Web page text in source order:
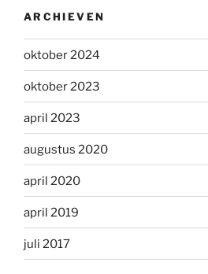
ARCHIEVEN
oktober 2024
oktober 2023
april 2023
augustus 2020
april 2020
april 2019
juli 2017